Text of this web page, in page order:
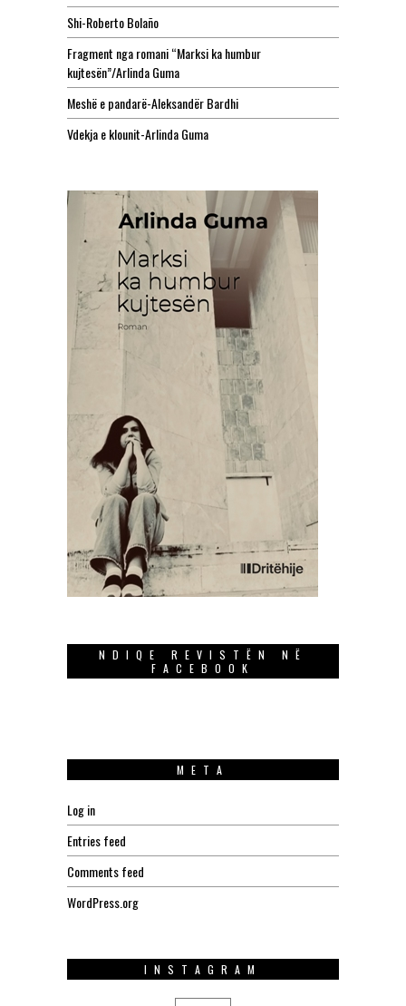
Shi-Roberto Bolaño
Fragment nga romani “Marksi ka humbur
kujtesën”/Arlinda Guma
Meshë e pandarë-Aleksandër Bardhi
Vdekja e klounit-Arlinda Guma
NDIQE REVISTËN NË
FACEBOOK
META
Log in
Entries feed
Comments feed
WordPress.org
INSTAGRAM